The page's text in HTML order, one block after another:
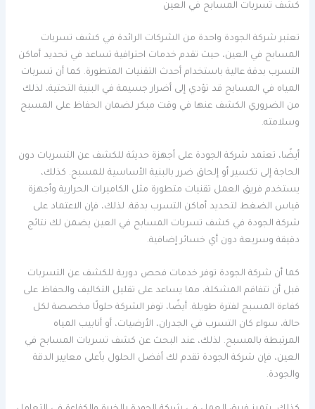
كشف تسربات المسابح في العين
تعتبر شركة الجودة واحدة من الشركات الرائدة في كشف تسربات
المسابح في العين، حيث تقدم خدمات احترافية تساعد في تحديد أماكن
التسرب بدقة عالية باستخدام أحدث التقنيات المتطورة. كما أن تسربات
المياه في المسابح قد تؤدي إلى أضرار جسيمة في البنية التحتية، لذلك
من الضروري الكشف عنها في وقت مبكر لضمان الحفاظ على المسبح
وسلامته.
أيضًا، تعتمد شركة الجودة على أجهزة حديثة للكشف عن التسربات دون
الحاجة إلى تكسير أو إلحاق ضرر بالبنية الأساسية للمسبح. كذلك،
يستخدم فريق العمل تقنيات متطورة مثل الكاميرات الحرارية وأجهزة
قياس الضغط لتحديد أماكن التسرب بدقة. لذلك، فإن الاعتماد على
شركة الجودة في كشف تسربات المسابح في العين يضمن لك نتائج
دقيقة وسريعة دون أي خسائر إضافية.
كما أن شركة الجودة توفر خدمات فحص دورية للكشف عن التسربات
قبل أن تتفاقم المشكلة، مما يساعد على تقليل التكاليف والحفاظ على
كفاءة المسبح لفترة طويلة. أيضًا، توفر الشركة حلولًا مخصصة لكل
حالة، سواء كان التسرب في الجدران، الأرضيات، أو أنابيب المياه
المرتبطة بالمسبح. لذلك، عند البحث عن كشف تسربات المسابح في
العين، فإن شركة الجودة تقدم لك أفضل الحلول بأعلى معايير الدقة
والجودة.